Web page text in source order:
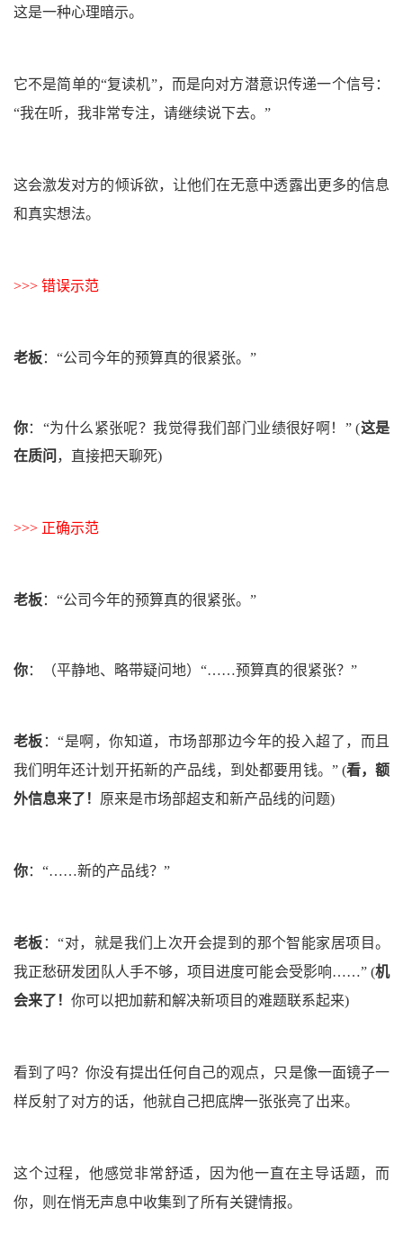
这是一种心理暗示。
它不是简单的“复读机”，而是向对方潜意识传递一个信号：
“我在听，我非常专注，请继续说下去。”
这会激发对方的倾诉欲，让他们在无意中透露出更多的信息
和真实想法。
>>> 错误示范
老板： “公司今年的预算真的很紧张。”
你： “为什么紧张呢？我觉得我们部门业绩很好啊！”(这是
在质问 ，直接把天聊死)
>>> 正确示范
老板： “公司今年的预算真的很紧张。”
你： （平静地、略带疑问地） “……预算真的很紧张？”
老板 ：“是啊，你知道，市场部那边今年的投入超了，而且
我们明年还计划开拓新的产品线，到处都要用钱。”(看，额
外信息来了！ 原来是市场部超支和新产品线的问题)
你： “……新的产品线？”
老板 ：“对，就是我们上次开会提到的那个智能家居项目。
我正愁研发团队人手不够，项目进度可能会受影响……” (机
会来了！ 你可以把加薪和解决新项目的难题联系起来)
看到了吗？你没有提出任何自己的观点，只是像一面镜子一
样反射了对方的话，他就自己把底牌一张张亮了出来。
这个过程，他感觉非常舒适，因为他一直在主导话题，而
你，则在悄无声息中收集到了所有关键情报。